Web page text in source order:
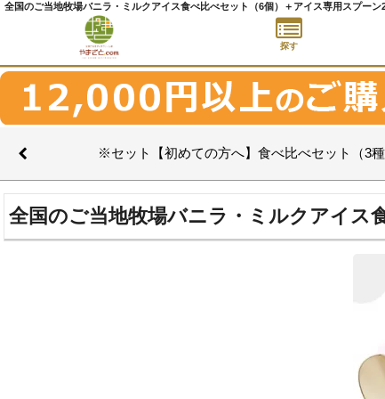
※セット【初めての方へ】食べ比べセット（3種
全国のご当地牧場バニラ・ミルクアイス
探す